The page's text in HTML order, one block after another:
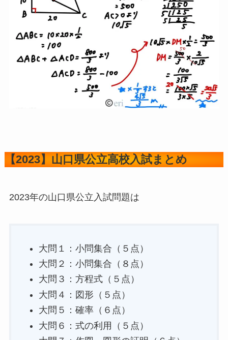
【2023】山口県公立高校入試まとめ
2023年の山口県公立入試問題は
大問１：小問集合（５点）
大問２：小問集合（８点）
大問３：方程式（５点）
大問４：図形（５点）
大問５：確率（６点）
大問６：式の利用（５点）